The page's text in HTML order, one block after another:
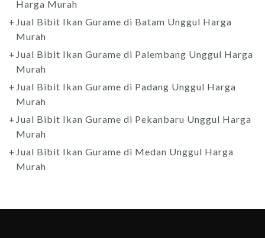
Harga Murah
Jual Bibit Ikan Gurame di Batam Unggul Harga
Murah
Jual Bibit Ikan Gurame di Palembang Unggul Harga
Murah
Jual Bibit Ikan Gurame di Padang Unggul Harga
Murah
Jual Bibit Ikan Gurame di Pekanbaru Unggul Harga
Murah
Jual Bibit Ikan Gurame di Medan Unggul Harga
Murah